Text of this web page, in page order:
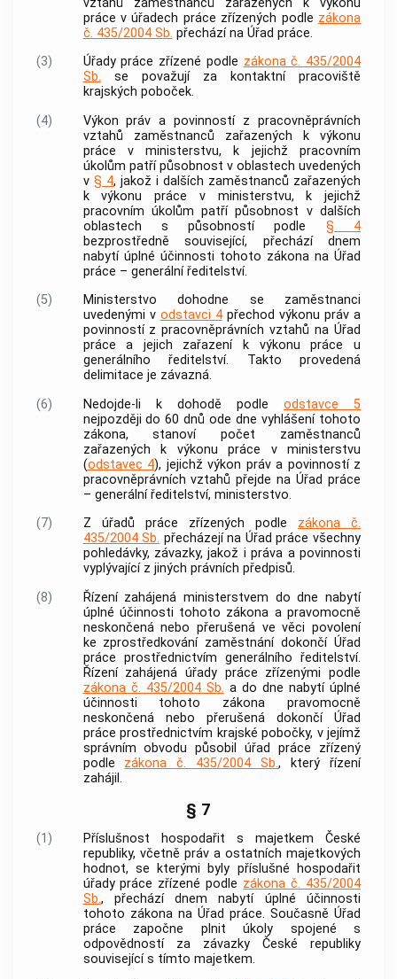
vztahů zaměstnanců zařazených k výkonu
práce v úřadech práce zřízených podle zákona
č. 435/2004 Sb. přechází na Úřad práce.
(3)
Úřady práce zřízené podle zákona č. 435/2004
Sb. se považují za kontaktní pracoviště
krajských poboček.
(4)
Výkon práv a povinností z pracovněprávních
vztahů zaměstnanců zařazených k výkonu
práce v ministerstvu, k jejichž pracovním
úkolům patří působnost v oblastech uvedených
v § 4, jakož i dalších zaměstnanců zařazených
k výkonu práce v ministerstvu, k jejichž
pracovním úkolům patří působnost v dalších
oblastech s působností podle § 4
bezprostředně související, přechází dnem
nabytí úplné účinnosti tohoto zákona na Úřad
práce – generální ředitelství.
(5)
Ministerstvo dohodne se zaměstnanci
uvedenými v odstavci 4přechod výkonu práv a
povinností z pracovněprávních vztahů na Úřad
práce a jejich zařazení k výkonu práce u
generálního ředitelství. Takto provedená
delimitace je závazná.
(6)
Nedojde-li k dohodě podle odstavce 5
nejpozději do 60 dnů ode dne vyhlášení tohoto
zákona, stanoví počet zaměstnanců
zařazených k výkonu práce v ministerstvu
(odstavec 4), jejichž výkon práv a povinností z
pracovněprávních vztahů přejde na Úřad práce
– generální ředitelství, ministerstvo.
(7)
Z úřadů práce zřízených podle zákona č.
435/2004 Sb. přecházejí na Úřad práce všechny
pohledávky, závazky, jakož i práva a povinnosti
vyplývající z jiných právních předpisů.
(8)
Řízení zahájená ministerstvem do dne nabytí
úplné účinnosti tohoto zákona a pravomocně
neskončená nebo přerušená ve věci povolení
ke zprostředkování zaměstnání dokončí Úřad
práce prostřednictvím generálního ředitelství.
Řízení zahájená úřady práce zřízenými podle
zákona č. 435/2004 Sb. a do dne nabytí úplné
účinnosti tohoto zákona pravomocně
neskončená nebo přerušená dokončí Úřad
práce prostřednictvím krajské pobočky, v jejímž
správním obvodu působil úřad práce zřízený
podle zákona č. 435/2004 Sb., který řízení
zahájil.
§ 7
(1)
Příslušnost hospodařit s majetkem České
republiky, včetně práv a ostatních majetkových
hodnot, se kterými byly příslušné hospodařit
úřady práce zřízené podle zákona č. 435/2004
Sb., přechází dnem nabytí úplné účinnosti
tohoto zákona na Úřad práce. Současně Úřad
práce započne plnit úkoly spojené s
odpovědností za závazky České republiky
související s tímto majetkem.